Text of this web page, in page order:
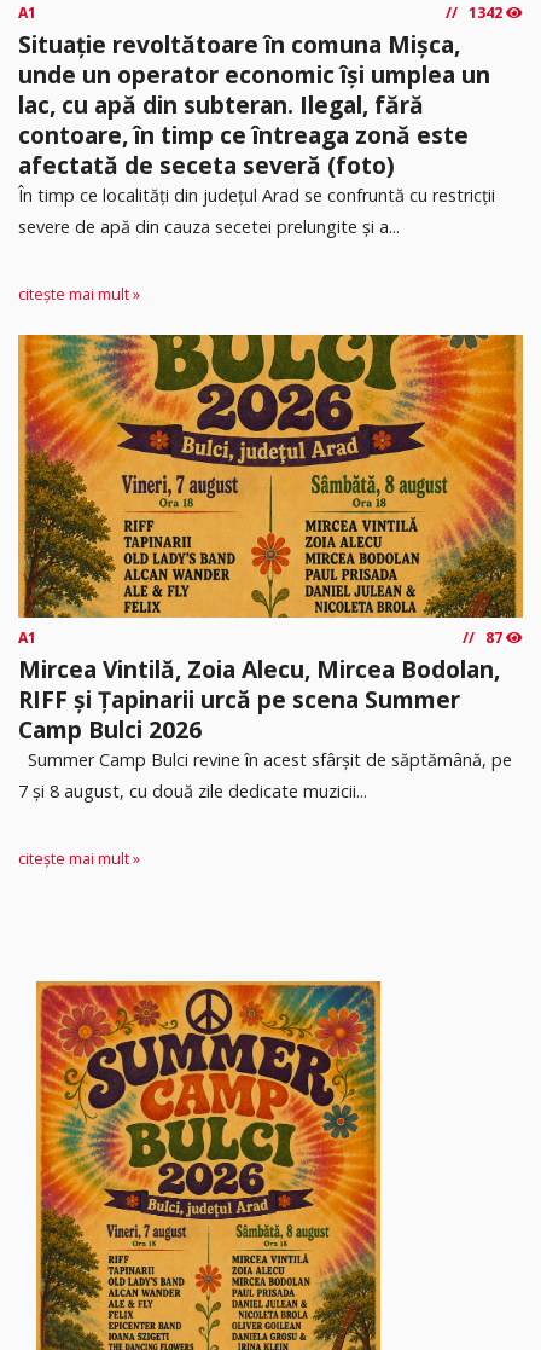
A1 1342
Situație revoltătoare în comuna Mișca,
unde un operator economic își umplea un
lac, cu apă din subteran. Ilegal, fără
contoare, în timp ce întreaga zonă este
afectată de seceta severă (foto)
În timp ce localități din județul Arad se confruntă cu restricții
severe de apă din cauza secetei prelungite și a...
citește mai mult »
A1 87
Mircea Vintilă, Zoia Alecu, Mircea Bodolan,
RIFF și Țapinarii urcă pe scena Summer
Camp Bulci 2026
Summer Camp Bulci revine în acest sfârșit de săptămână, pe
7 și 8 august, cu două zile dedicate muzicii...
citește mai mult »